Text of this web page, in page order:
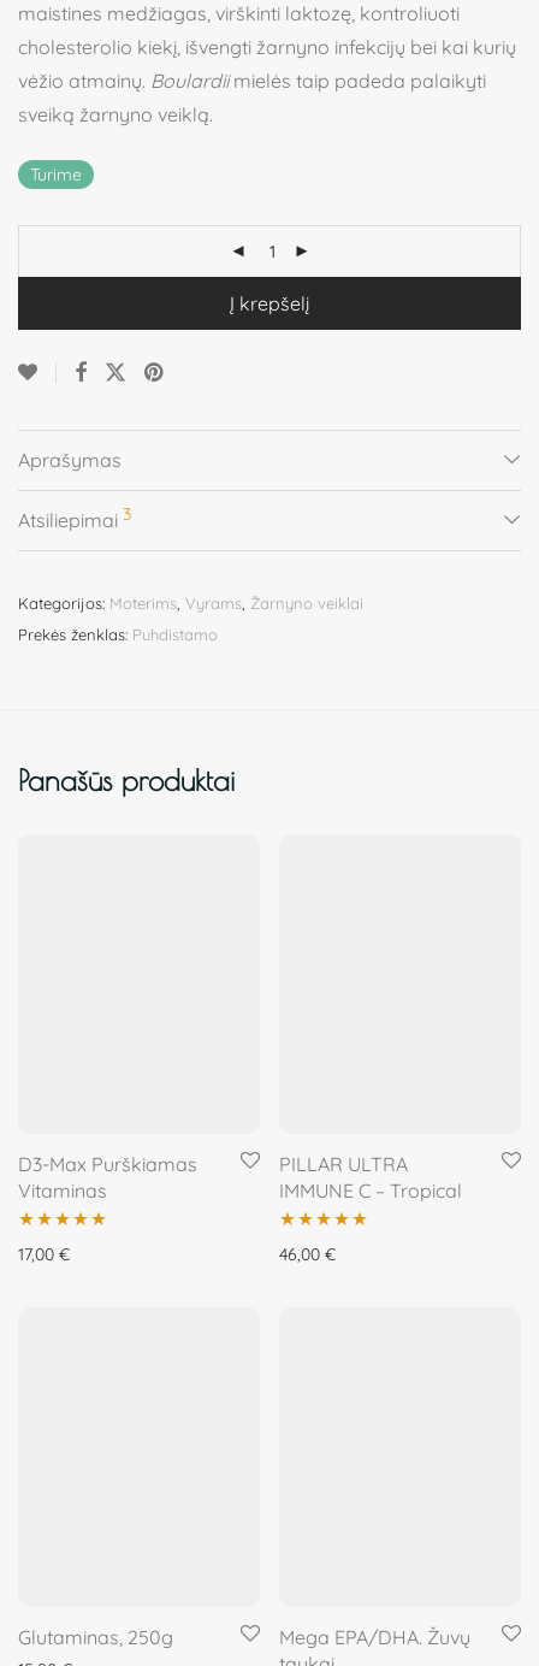
maistines medžiagas, virškinti laktozę, kontroliuoti
cholesterolio kiekį, išvengti žarnyno infekcijų bei kai kurių
vėžio atmainų. Boulardiimielės taip padeda palaikyti
sveiką žarnyno veiklą.
Turime
Į krepšelį
Aprašymas
Atsiliepimai 3
Kategorijos: Moterims Vyrams Žarnyno veiklai
Prekės ženklas: Puhdistamo
Panašūs produktai
D3-Max Purškiamas
Vitaminas
Įvertinimas:
17,00 €
PILLAR ULTRA
IMMUNE C – Tropical
Įvertinimas:
46,00 €
Glutaminas, 250g
Mega EPA/DHA. Žuvų